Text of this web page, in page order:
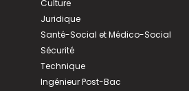
Culture
Juridique
Santé-Social et Médico-Social
Sécurité
Technique
Ingénieur Post-Bac